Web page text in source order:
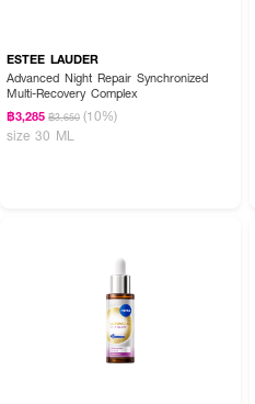
ESTEE LAUDER
Advanced Night Repair Synchronized
Multi-Recovery Complex
฿3,285 ฿3,650 (10%)
size 30 ML